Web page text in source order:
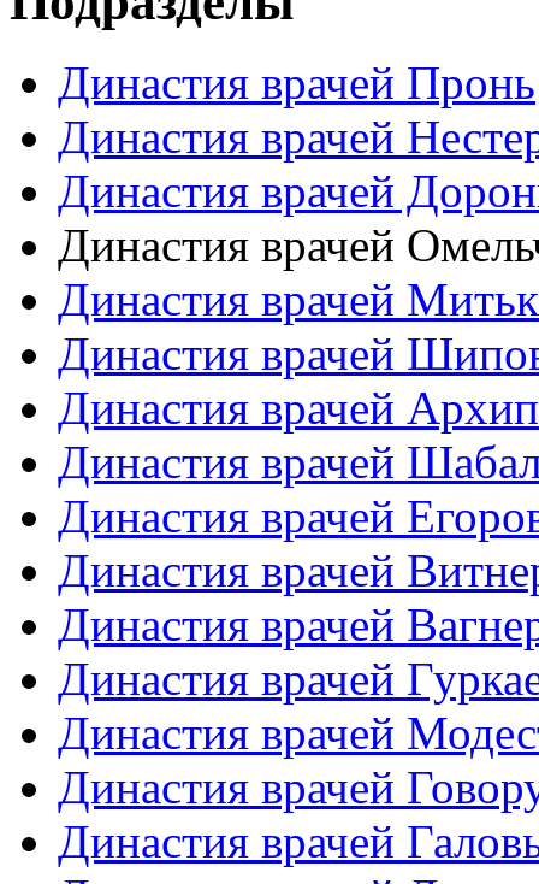
Династия врачей Пронь
Династия врачей
Династия врачей
Династия врачей
Династия врачей
Династия врачей
Династия врачей
Династия врачей
Династия врачей
Династия врачей
Династия врачей
Династия врачей
Династия врачей
Династия врачей
Династия врачей